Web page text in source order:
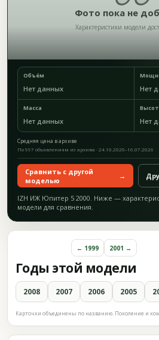
Фото пока не
Характеристики модели
Объём
Нет данных Нет
Масса
Нет данных Нет
Средняя цена в архиве
По 997 объявлениям из архива · 24.10.2020–16.07.2026
Сравнить с другой
моделью
→
IZH ИЖ Юпитер 5 2000. Ниже —
модели для сравнения.
Годы этой модели
← 1999 2001 →
2008 2007 2006 2005
Карточки объединены по названию. Поколение и